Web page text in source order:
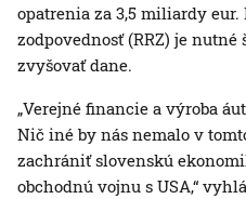
opatrenia za 3,5 miliardy
zodpovednosť (RRZ) je
zvyšovať dane.
„Verejné financie a výroba
Nič iné by nás nemalo v
zachrániť slovenskú
obchodnú vojnu s USA,“